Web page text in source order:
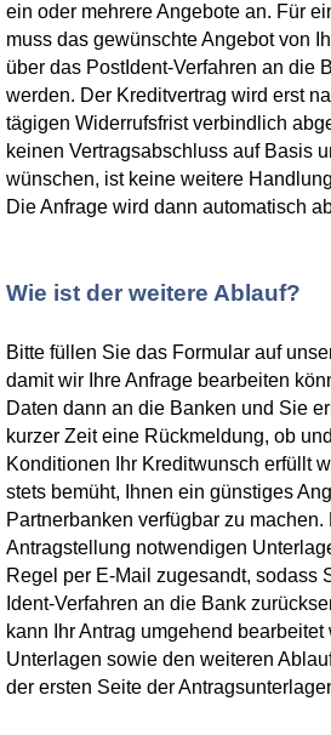
ein oder mehrere Angebote an. Für
muss das gewünschte Angebot von
über das PostIdent-Verfahren an die
werden. Der Kreditvertrag wird erst
tägigen Widerrufsfrist verbindlich
keinen Vertragsabschluss auf Basis
wünschen, ist keine weitere
Die Anfrage wird dann automatisch
Wie ist der weitere Ablauf?
Bitte füllen Sie das Formular auf
damit wir Ihre Anfrage bearbeiten
Daten dann an die Banken und Sie
kurzer Zeit eine Rückmeldung, ob
Konditionen Ihr Kreditwunsch erfüllt
stets bemüht, Ihnen ein günstiges
Partnerbanken verfügbar zu machen.
Antragstellung notwendigen
Regel per E-Mail zugesandt, sodass
Ident-Verfahren an die Bank
kann Ihr Antrag umgehend
Unterlagen sowie den weiteren
der ersten Seite der